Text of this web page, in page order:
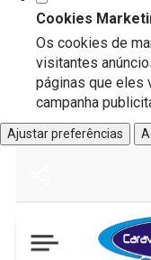
Cookies
Os cookies de
visitantes
páginas que eles
campanha
Ajustar preferências